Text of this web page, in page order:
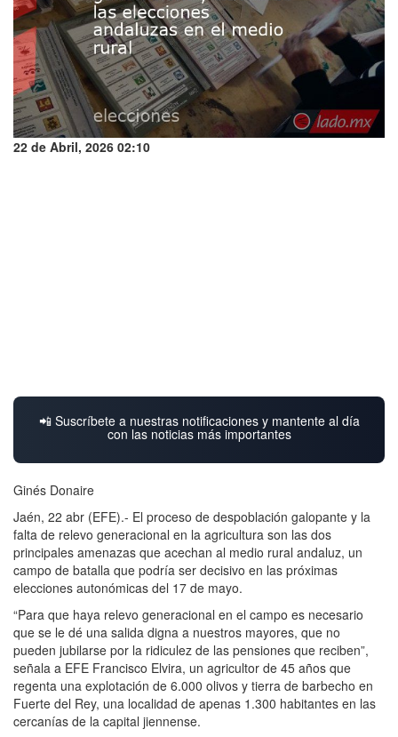
22 de Abril, 2026 02:10
📲 Suscríbete a nuestras notificaciones y mantente al día
con las noticias más importantes
Ginés Donaire
Jaén, 22 abr (EFE).- El proceso de despoblación galopante y la
falta de relevo generacional en la agricultura son las dos
principales amenazas que acechan al medio rural andaluz, un
campo de batalla que podría ser decisivo en las próximas
elecciones autonómicas del 17 de mayo.
“Para que haya relevo generacional en el campo es necesario
que se le dé una salida digna a nuestros mayores, que no
pueden jubilarse por la ridiculez de las pensiones que reciben”,
señala a EFE Francisco Elvira, un agricultor de 45 años que
regenta una explotación de 6.000 olivos y tierra de barbecho en
Fuerte del Rey, una localidad de apenas 1.300 habitantes en las
cercanías de la capital jiennense.